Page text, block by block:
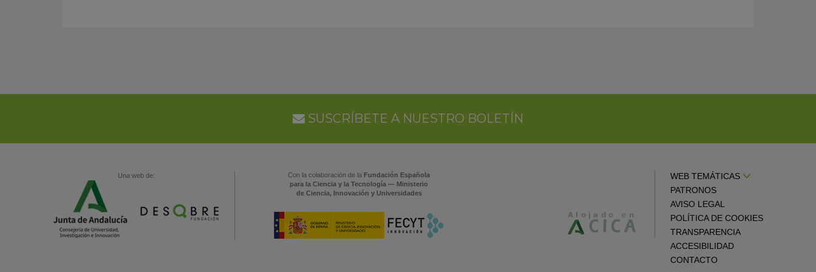
SUSCRÍBETE A NUESTRO BOLETÍN
Una web de: Con la colaboración de la Fundación Española
para la Ciencia y la Tecnología — Ministerio
de Ciencia, Innovación y Universidades
WEB TEMÁTICAS
PATRONOS
AVISO LEGAL
POLÍTICA DE COOKIES
TRANSPARENCIA
ACCESIBILIDAD
CONTACTO